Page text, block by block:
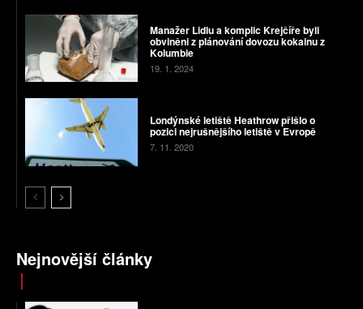
Manažer Lidlu a komplic Krejčíře byli
obviněni z plánování dovozu kokainu z
Kolumbie
19. 1. 2024
Londýnské letiště Heathrow přišlo o
pozici nejrušnějšího letiště v Evropě
7. 11. 2020
Nejnovější články